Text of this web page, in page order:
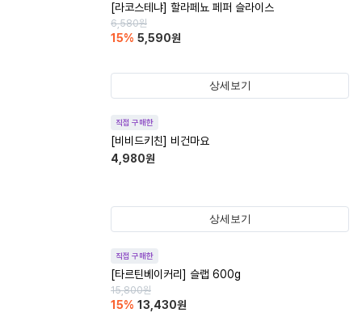
[라코스테냐] 할라페뇨 페퍼 슬라이스
6,580원
15% 5,590원
상세보기
직접 구매한
[비비드키친] 비건마요
4,980원
상세보기
직접 구매한
[타르틴베이커리] 슬랩 600g
15,800원
15% 13,430원